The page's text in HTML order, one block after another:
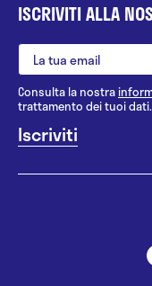
ISCRIVITI ALLA
Consulta la nostra
trattamento dei tuoi dati.